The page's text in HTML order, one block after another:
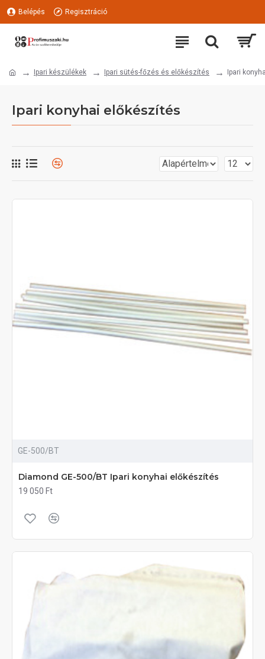
Belépés Regisztráció
Ipari készülékek Ipari sütés-főzés és előkészítés Ipari
Ipari konyhai előkészítés
GE-500/BT
Diamond GE-500/BT Ipari konyhai előkészítés
19 050 Ft